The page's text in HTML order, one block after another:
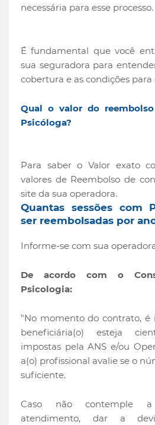
necessária para esse processo.
É fundamental que você
sua seguradora para
cobertura e as condições para
Qual o valor do
Psicóloga?
Para saber o Valor exato
valores de Reembolso de
site da sua operadora.
Quantas sessões com
ser reembolsadas por
Informe-se com sua
De acordo com o
Psicologia:
"No momento do contrato, é
beneficiária(o) esteja
impostas pela ANS e/ou
a(o) profissional avalie se o
suficiente.
Caso não contemple a
atendimento, dar a